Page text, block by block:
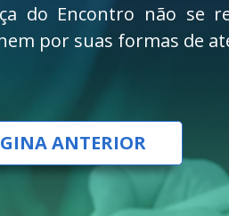
do Encontro não se
por suas formas de
ANTERIOR